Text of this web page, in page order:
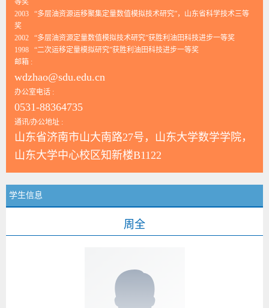
等奖
2003 “多层油资源运移聚集定量数值模拟技术研究”，山东省科学技术三等
奖
2002 “多层油资源定量数值模拟技术研究”获胜利油田科技进步一等奖
1998 “二次运移定量模拟研究”获胜利油田科技进步一等奖
邮箱 :
wdzhao@sdu.edu.cn
办公室电话 :
0531-88364735
通讯/办公地址 :
山东省济南市山大南路27号，山东大学数学学院，
山东大学中心校区知新楼B1122
学生信息
周全